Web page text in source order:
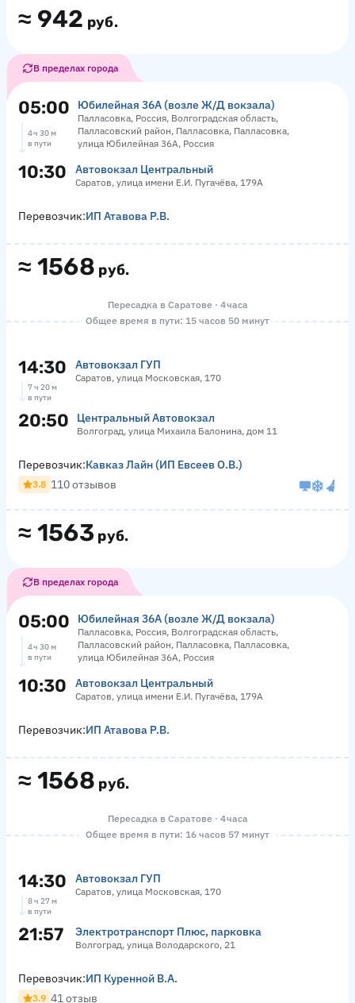
≈ 942 руб.
В пределах города
05:00 Юбилейная 36А (возле Ж/Д вокзала)
Палласовка, Россия, Волгоградская область,
Палласовский район, Палласовка, Палласовка,
улица Юбилейная 36А, Россия
4 ч 30 м
в пути
10:30 Автовокзал Центральный
Саратов, улица имени Е.И. Пугачёва, 179А
≈ 1568 руб.
Перевозчик:ИП Атавова Р.В.
Пересадка в Саратове · 4 часа
Общее время в пути: 15 часов 50 минут
14:30 Автовокзал ГУП
Саратов, улица Московская, 170
7 ч 20 м
в пути
20:50 Центральный Автовокзал
Волгоград, улица Михаила Балонина, дом 11
≈ 1563 руб.
Перевозчик:Кавказ Лайн (ИП Евсеев О.В.)
3.8 110 отзывов
В пределах города
05:00 Юбилейная 36А (возле Ж/Д вокзала)
Палласовка, Россия, Волгоградская область,
Палласовский район, Палласовка, Палласовка,
улица Юбилейная 36А, Россия
4 ч 30 м
в пути
10:30 Автовокзал Центральный
Саратов, улица имени Е.И. Пугачёва, 179А
≈ 1568 руб.
Перевозчик:ИП Атавова Р.В.
Пересадка в Саратове · 4 часа
Общее время в пути: 16 часов 57 минут
14:30 Автовокзал ГУП
Саратов, улица Московская, 170
8 ч 27 м
в пути
21:57 Электротранспорт Плюс, парковка
Волгоград, улица Володарского, 21
Перевозчик:ИП Куренной В.А.
3.9 41 отзыв